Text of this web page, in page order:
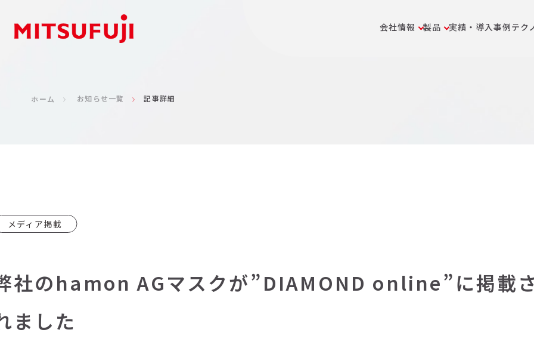
会社情報 製品 実績・導入事例テク
ホーム お知らせ一覧 記事詳細
メディア掲載
社のhamon AGマスクが”DIAMOND online”に掲載
ました